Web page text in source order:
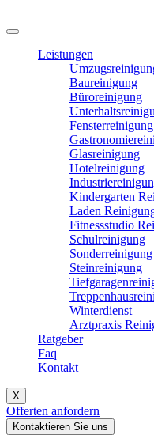
Leistungen
Baureinigung
Büroreinigung
Fensterreinigung
Glasreinigung
Hotelreinigung
Kindergarten
Laden
Fitnessstudio
Schulreinigung
Sonderreinigung
Steinreinigung
Winterdienst
Arztpraxis
Ratgeber
Faq
Kontakt
X
Offerten anfordern
Kontaktieren Sie uns